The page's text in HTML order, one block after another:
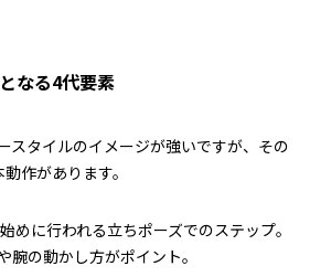
なる4代要素
スタイルのイメージが強いですが、その
作があります。
めに行われる立ちポーズでのステップ。
腕の動かし方がポイント。